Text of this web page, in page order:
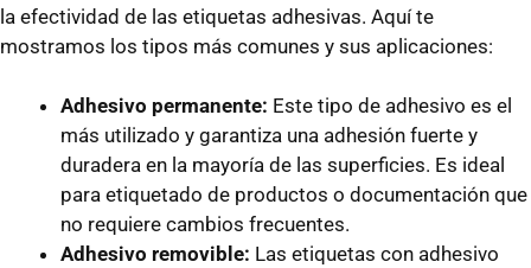
la efectividad de las etiquetas adhesivas. Aquí te
mostramos los tipos más comunes y sus aplicaciones:
Adhesivo permanente: Este tipo de adhesivo es el
más utilizado y garantiza una adhesión fuerte y
duradera en la mayoría de las superficies. Es ideal
para etiquetado de productos o documentación que
no requiere cambios frecuentes.
Adhesivo removible: Las etiquetas con adhesivo